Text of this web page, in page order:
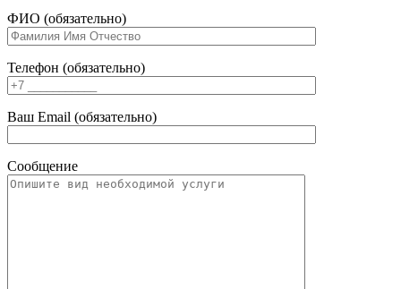
ФИО (обязательно)
Телефон (обязательно)
Ваш Email (обязательно)
Сообщение